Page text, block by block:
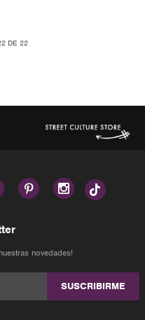
DE 22
 
novedades!
SUSCRIBIRME